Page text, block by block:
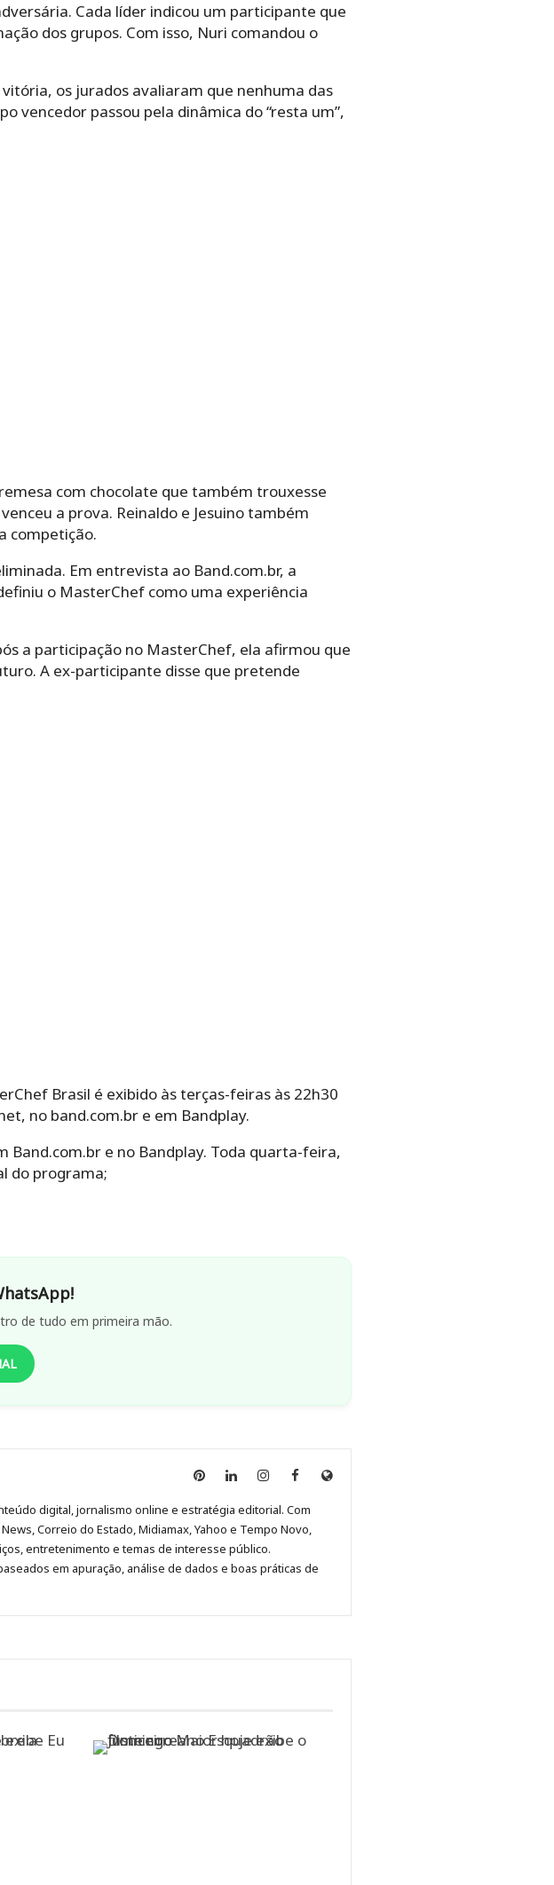
Cada líder indicou um participante que
dos grupos. Com isso, Nuri comandou o
os jurados avaliaram que nenhuma das
vencedor passou pela dinâmica do “resta um”,
com chocolate que também trouxesse
a prova. Reinaldo e Jesuino também
competição.
Em entrevista ao Band.com.br, a
o MasterChef como uma experiência
a participação no MasterChef, ela afirmou que
A ex-participante disse que pretende
Brasil é exibido às terças-feiras às 22h30
no band.com.br e em Bandplay.
Band.com.br e no Bandplay. Toda quarta-feira,
do programa;
de tudo em primeira mão.
Anny
no
Pinterest
Anny
no
LinkedIn
Anny
no
Instagram
Anny
no
Facebook
Site
digital, jornalismo online e estratégia editorial. Com
Correio do Estado, Midiamax, Yahoo e Tempo Novo,
entretenimento e temas de interesse público.
em apuração, análise de dados e boas práticas de